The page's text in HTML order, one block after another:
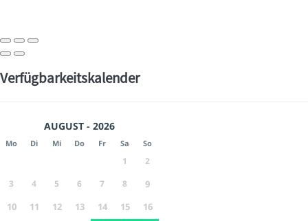
Verfügbarkeitskalender
AUGUST - 2026
Mo Di Mi Do Fr Sa So
1
2
3
4 5 6 7 8
9
10
11 12 13 14 15
16